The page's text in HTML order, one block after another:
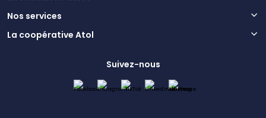
Nos services
La coopérative Atol
Suivez-nous